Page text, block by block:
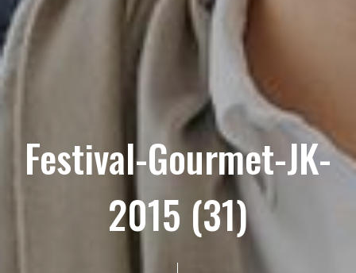
Festival-Gourmet-JK-
2015 (31)